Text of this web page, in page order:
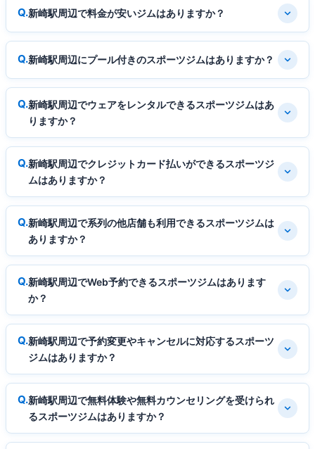
新崎駅周辺で料金が安いジムはありますか？
新崎駅周辺にプール付きのスポーツジムはありますか？
新崎駅周辺でウェアをレンタルできるスポーツジムはあ
りますか？
新崎駅周辺でクレジットカード払いができるスポーツジ
ムはありますか？
新崎駅周辺で系列の他店舗も利用できるスポーツジムは
ありますか？
新崎駅周辺でWeb予約できるスポーツジムはあります
か？
新崎駅周辺で予約変更やキャンセルに対応するスポーツ
ジムはありますか？
新崎駅周辺で無料体験や無料カウンセリングを受けられ
るスポーツジムはありますか？